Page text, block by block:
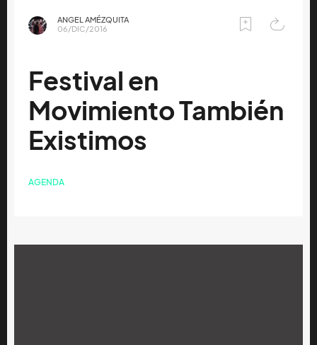
ANGEL AMÉZQUITA
06/DIC/2016
Festival en
Movimiento También
Existimos
AGENDA